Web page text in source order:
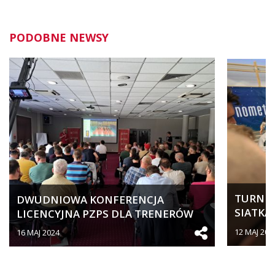
PODOBNE NEWSY
DWUDNIOWA KONFERENCJA
LICENCYJNA PZPS DLA TRENERÓW
SZCZEBLA...
16 MAJ 2024 12 MAJ